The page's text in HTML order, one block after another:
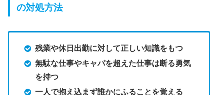
の対処方法
残業や休日出勤に対して正しい知識をもつ
無駄な仕事やキャパを超えた仕事は断る勇気
を持つ
一人で抱え込まず誰かにふることを覚える